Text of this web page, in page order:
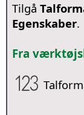
Tilgå
Egenskaber.
Fra